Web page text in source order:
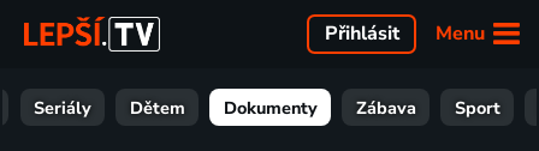
Menu
Přihlásit
Seriály Dětem Dokumenty Zábava Sport